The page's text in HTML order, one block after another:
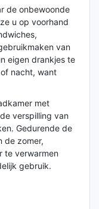
de onbewoonde
u op voorhand
van
eigen drankjes te
nacht, want
met
verspilling van
Gedurende de
de zomer,
te verwarmen
gebruik.